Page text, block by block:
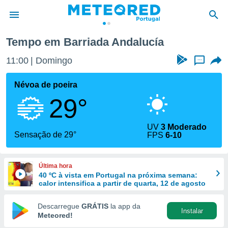
da
foi
fornecidas
a este
das
e
forma
digital
Tempo em Barriada Andalucía
11:00 Domingo ...
Névoa de poeira
29°
Sensação de 29°
UV3 Moderado
FPS6-10
Última hora
40 ºC à vista em Portugal na próxima semana:
calor intensifica a partir de quarta, 12 de agosto
Descarregue GRÁTIS la app da
Meteored!
Instalar